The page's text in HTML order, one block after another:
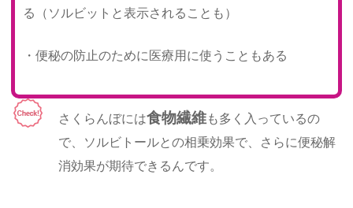
る（ソルビットと表示されることも）
・便秘の防止のために医療用に使うこともある
さくらんぼには食物繊維も多く入っているの
で、ソルビトールとの相乗効果で、さらに便秘解
消効果が期待できるんです。